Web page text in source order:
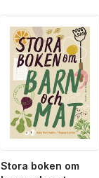
Stora boken om